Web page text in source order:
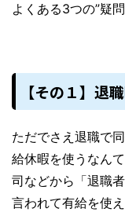
よくある3つの”疑
【その１】退
ただでさえ退職で
給休暇を使うなん
司などから「退職
言われて有給を使